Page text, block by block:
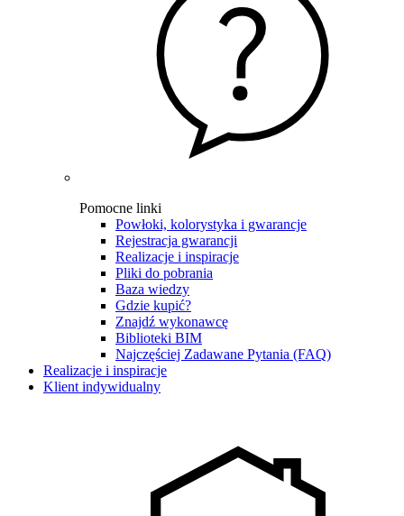
Pomocne linki
Powłoki, kolorystyka i gwarancje
Rejestracja gwarancji
Realizacje i inspiracje
Pliki do pobrania
Baza wiedzy
Gdzie kupić?
Znajdź wykonawcę
Biblioteki BIM
Najczęściej Zadawane Pytania (FAQ)
Realizacje i inspiracje
Klient indywidualny